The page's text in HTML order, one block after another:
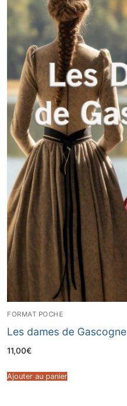
FORMAT POCHE
Les dames de Gascogne
11,00€
Ajouter au panier